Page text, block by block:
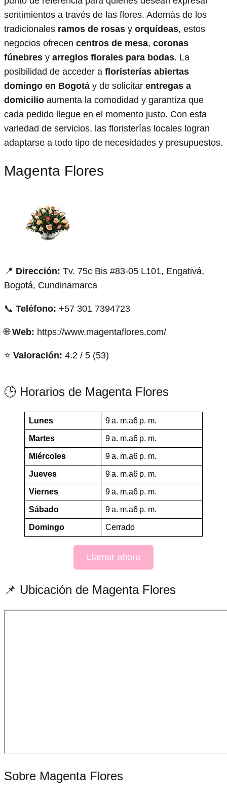
sentimientos a través de las flores. Además de los
tradicionales ramos de rosas y orquídeas, estos
negocios ofrecen centros de mesa, coronas
fúnebres y arreglos florales para bodas. La
posibilidad de acceder a floristerías abiertas
domingo en Bogotá y de solicitar entregas a
domicilio aumenta la comodidad y garantiza que
cada pedido llegue en el momento justo. Con esta
variedad de servicios, las floristerías locales logran
adaptarse a todo tipo de necesidades y presupuestos.
Magenta Flores
📍 Dirección: Tv. 75c Bis #83-05 L101, Engativá,
Bogotá, Cundinamarca
📞 Teléfono: +57 301 7394723
🌐Web: https://www.magentaflores.com/
⭐ Valoración: 4.2 / 5 (53)
🕒 Horarios de Magenta Flores
Lunes 9 a. m.a6 p. m.
Martes 9 a. m.a6 p. m.
Miércoles 9 a. m.a6 p. m.
Jueves 9 a. m.a6 p. m.
Viernes 9 a. m.a6 p. m.
Sábado 9 a. m.a6 p. m.
Domingo Cerrado
Llamar ahora
📌 Ubicación de Magenta Flores
Sobre Magenta Flores